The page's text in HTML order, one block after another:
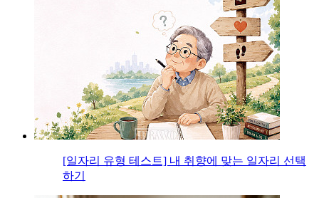
[일자리 유형 테스트] 내 취향에 맞는 일자리 선택
하기